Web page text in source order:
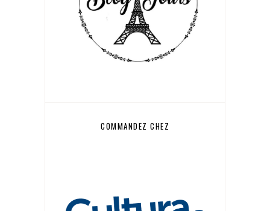
COMMANDEZ CHEZ